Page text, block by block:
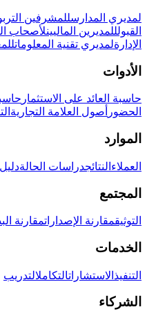
لمديري المدارسللمشرفين
القبولللمديرين الماليينلأصحاب
الإدارةلمديري تقنية المعلومات
الأدوات
حاسبة العائد على الاستثمار
الحضور أصول العلامة التجارية
الموارد
العملاء النتائجدراسات الحالة
المجتمع
التوثيقمقارنة الإصداراتمقارنة
الخدمات
التنفيذ الاستشاراتالتكاملالتدريب
الشركاء